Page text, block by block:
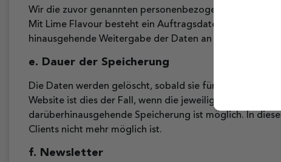
Wir die zuvor genannten personenbezogenen Daten
Mit Lime Flavour besteht ein
hinausgehende Weitergabe der Daten an Dritte findet
e. Dauer der Speicherung
Die Daten werden gelöscht, sobald sie für die
Website ist dies der Fall, wenn die jeweilige Sitzung
darüberhinausgehende Speicherung ist möglich. In
Clients nicht mehr möglich ist.
f. Newsletter